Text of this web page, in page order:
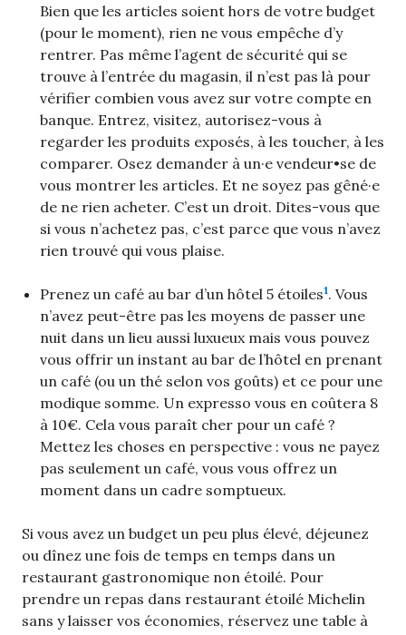
Bien que les articles soient hors de votre budget
(pour le moment), rien ne vous empêche d’y
rentrer. Pas même l’agent de sécurité qui se
trouve à l’entrée du magasin, il n’est pas là pour
vérifier combien vous avez sur votre compte en
banque. Entrez, visitez, autorisez-vous à
regarder les produits exposés, à les toucher, à les
comparer. Osez demander à un·e vendeur•se de
vous montrer les articles. Et ne soyez pas gêné·e
de ne rien acheter. C’est un droit. Dites-vous que
si vous n’achetez pas, c’est parce que vous n’avez
rien trouvé qui vous plaise.
Prenez un café au bar d’un hôtel 5 étoiles1. Vous
n’avez peut-être pas les moyens de passer une
nuit dans un lieu aussi luxueux mais vous pouvez
vous offrir un instant au bar de l’hôtel en prenant
un café (ou un thé selon vos goûts) et ce pour une
modique somme. Un expresso vous en coûtera 8
à 10€. Cela vous paraît cher pour un café ?
Mettez les choses en perspective : vous ne payez
pas seulement un café, vous vous offrez un
moment dans un cadre somptueux.
Si vous avez un budget un peu plus élevé, déjeunez
ou dînez une fois de temps en temps dans un
restaurant gastronomique non étoilé. Pour
prendre un repas dans restaurant étoilé Michelin
sans y laisser vos économies, réservez une table à